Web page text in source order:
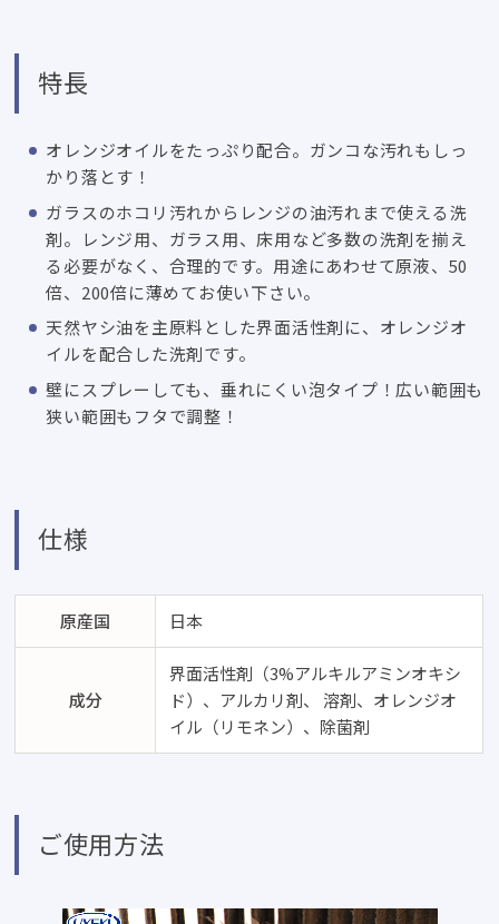
特長
オレンジオイルをたっぷり配合。ガンコな汚れもしっ
かり落とす！
ガラスのホコリ汚れからレンジの油汚れまで使える洗
剤。レンジ用、ガラス用、床用など多数の洗剤を揃え
る必要がなく、合理的です。用途にあわせて原液、50
倍、200倍に薄めてお使い下さい。
天然ヤシ油を主原料とした界面活性剤に、オレンジオ
イルを配合した洗剤です。
壁にスプレーしても、垂れにくい泡タイプ！広い範囲も
狭い範囲もフタで調整！
仕様
原産国 日本
成分
界面活性剤（3%アルキルアミンオキシ
ド）、アルカリ剤、 溶剤、オレンジオ
イル（リモネン）、除菌剤
ご使用方法